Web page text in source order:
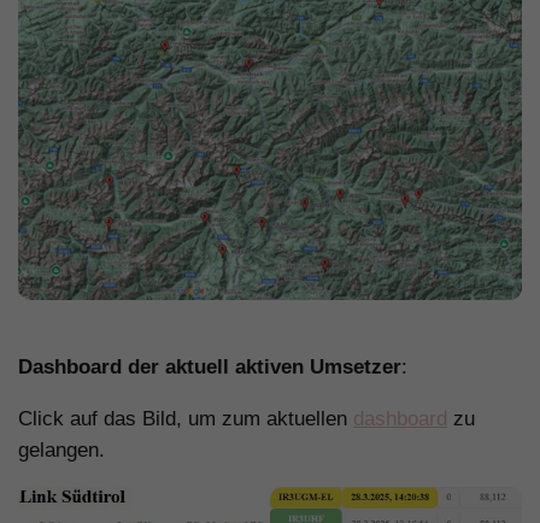
Dashboard der aktuell aktiven Umsetzer:
Click auf das Bild, um zum aktuellen dashboard zu
gelangen.